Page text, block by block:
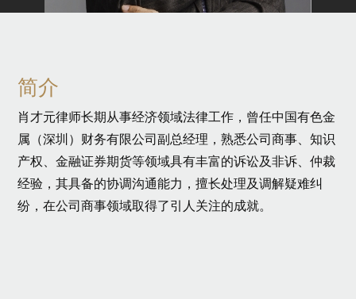
简介
肖才元律师长期从事经济领域法律工作，曾任中国有色金
属（深圳）财务有限公司副总经理，熟悉公司商事、知识
产权、金融证券期货等领域具有丰富的诉讼及非诉、仲裁
经验，其具备的协调沟通能力，擅长处理及调解疑难纠
纷，在公司商事领域取得了引人关注的成就。